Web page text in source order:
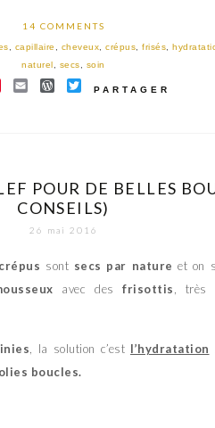
14 COMMENTS
capillaire cheveux ,crépus ,frisés ,
naturel
secs soin
PINTEREST
EMAILWORDPRESS
TWITTER
PARTAGER
POUR DE BELLES
CONSEILS)
26 mai 2016
sont secs par nature et on
avec desfrisottis , très
, la solution c’est l’hydratation
boucles.